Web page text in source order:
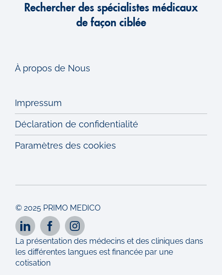
Rechercher des spécialistes médicaux
de façon ciblée
À propos de Nous
Impressum
Déclaration de confidentialité
Paramètres des cookies
© 2025 PRIMO MEDICO
La présentation des médecins et des cliniques dans
les différentes langues est financée par une
cotisation